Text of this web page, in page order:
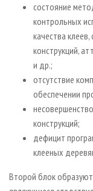
состояние
контрольных
качества
конструкций,
и др.;
отсутствие
обеспечении
конструкций;
дефицит
клееных
Второй блок